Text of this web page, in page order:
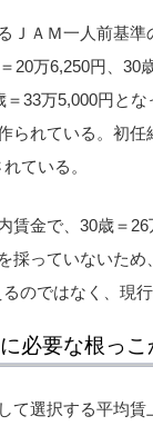
ＡＭ一人前基準
20万6,250円、30
33万5,000円と
られている。初任
ている。
金で、30歳＝
採っていないた
のではなく、現
必要な根っこ
選択する平均賃